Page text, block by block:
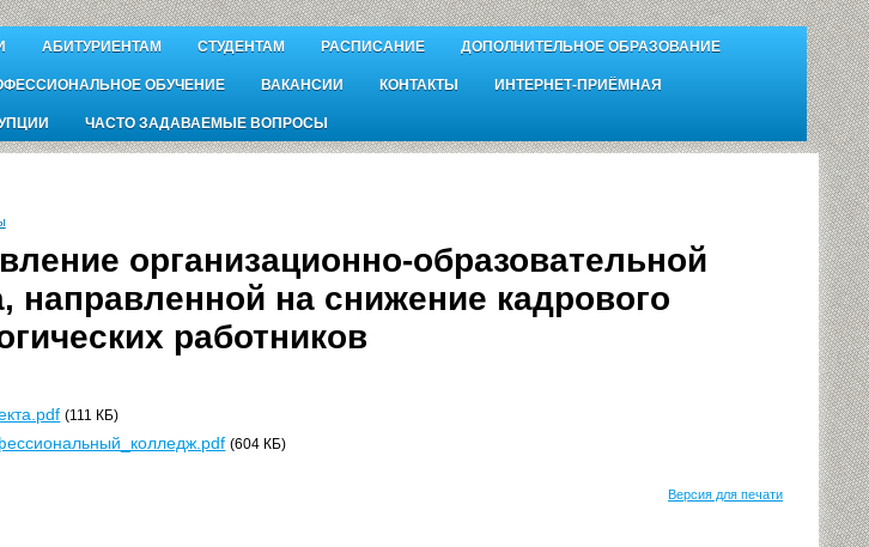
АБИТУРИЕНТАМ СТУДЕНТАМ РАСПИСАНИЕ ДОПОЛНИТЕЛЬНОЕ ОБРАЗОВАНИЕ
ОБУЧЕНИЕ ВАКАНСИИ КОНТАКТЫ ИНТЕРНЕТ-ПРИЁМНАЯ
ЧАСТО ЗАДАВАЕМЫЕ ВОПРОСЫ
организационно-образовательной
направленной на снижение кадрового
работников
(111 КБ)
(604 КБ)
Версия для печати